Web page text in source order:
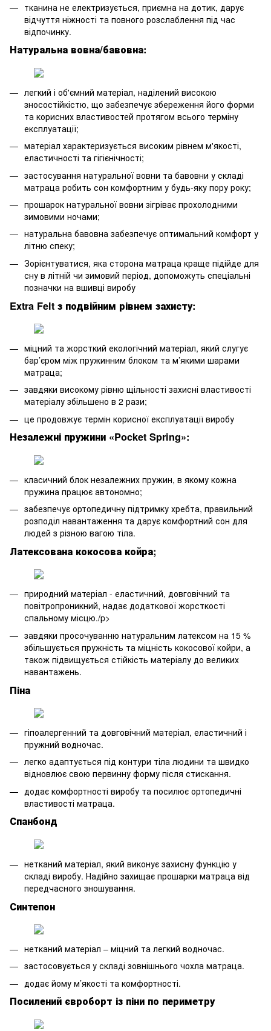
тканина не електризується, приємна на дотик, дарує
відчуття ніжності та повного розслаблення під час
відпочинку.
Натуральна вовна/бавовна:
легкий і об'ємний матеріал, наділений високою
зносостійкістю, що забезпечує збереження його форми
та корисних властивостей протягом всього терміну
експлуатації;
матеріал характеризується високим рівнем м'якості,
еластичності та гігієнічності;
застосування натуральної вовни та бавовни у складі
матраца робить сон комфортним у будь-яку пору року;
прошарок натуральної вовни зігріває прохолодними
зимовими ночами;
натуральна бавовна забезпечує оптимальний комфорт у
літню спеку;
Зорієнтуватися, яка сторона матраца краще підійде для
сну в літній чи зимовий період, допоможуть спеціальні
позначки на вшивці виробу
Extra Felt з подвійним рівнем захисту:
міцний та жорсткий екологічний матеріал, який слугує
бар’єром між пружинним блоком та м’якими шарами
матраца;
завдяки високому рівню щільності захисні властивості
матеріалу збільшено в 2 рази;
це продовжує термін корисної експлуатації виробу
Незалежні пружини «Pocket Spring»:
класичний блок незалежних пружин, в якому кожна
пружина працює автономно;
забезпечує ортопедичну підтримку хребта, правильний
розподіл навантаження та дарує комфортний сон для
людей з різною вагою тіла.
Латексована кокосова койра;
природний матеріал - еластичний, довговічний та
повітропроникний, надає додаткової жорсткості
спальному місцю./p>
завдяки просочуванню натуральним латексом на 15 %
збільшується пружність та міцність кокосової койри, а
також підвищується стійкість матеріалу до великих
навантажень.
Піна
гіпоалергенний та довговічний матеріал, еластичний і
пружний водночас.
легко адаптується під контури тіла людини та швидко
відновлює свою первинну форму після стискання.
додає комфортності виробу та посилює ортопедичні
властивості матраца.
Спанбонд
нетканий матеріал, який виконує захисну функцію у
складі виробу. Надійно захищає прошарки матраца від
передчасного зношування.
Синтепон
нетканий матеріал – міцний та легкий водночас.
застосовується у складі зовнішнього чохла матраца.
додає йому м’якості та комфортності.
Посилений євроборт із піни по периметру